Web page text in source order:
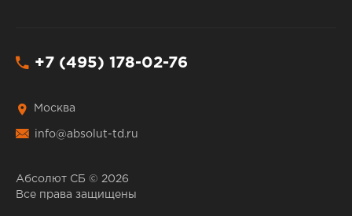
+7 (495) 178-02-76
Москва
info@absolut-td.ru
Абсолют СБ © 2026
Все права защищены